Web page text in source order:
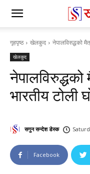
गृहपृष्ठ खेलकुद नेपालविरुद्धको
खेलकुद
भारतीय टोली
सगुन सन्देश डेस्क
Facebook